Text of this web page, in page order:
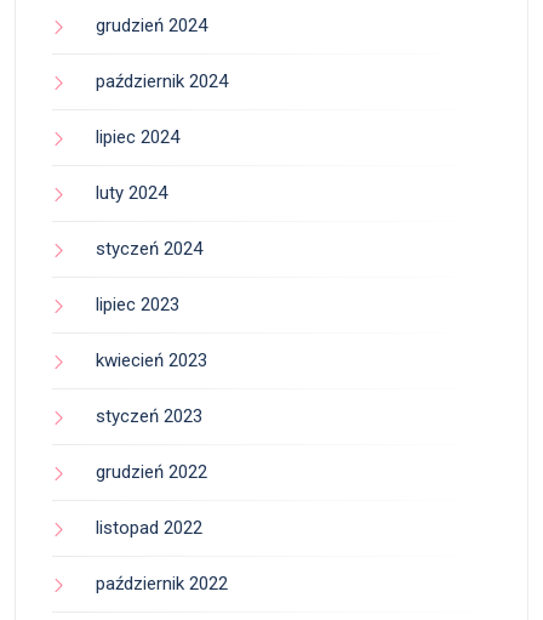
grudzień 2024
październik 2024
lipiec 2024
luty 2024
styczeń 2024
lipiec 2023
kwiecień 2023
styczeń 2023
grudzień 2022
listopad 2022
październik 2022